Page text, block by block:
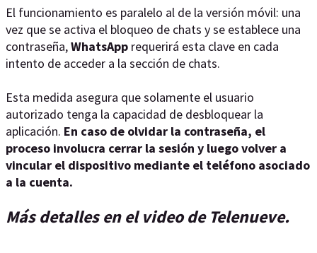
El funcionamiento es paralelo al de la versión móvil: una
vez que se activa el bloqueo de chats y se establece una
contraseña,WhatsApp requerirá esta clave en cada
intento de acceder a la sección de chats.
Esta medida asegura que solamente el usuario
autorizado tenga la capacidad de desbloquear la
aplicación. En caso de olvidar la contraseña, el
proceso involucra cerrar la sesión y luego volver a
vincular el dispositivo mediante el teléfono asociado
a la cuenta.
Más detalles en el video de Telenueve.